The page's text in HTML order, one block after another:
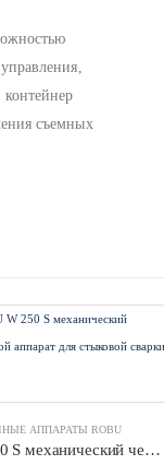
съемных
АППАРАТЫ ROBU
ROBU W 250 S механический четырехзажимной аппарат для стыковой сварки